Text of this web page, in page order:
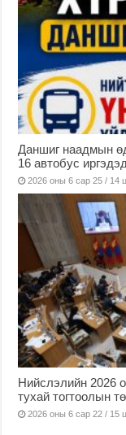
Даншиг наадмын
16 автобус
2026 оны 6 сар 25 / 14
Нийслэлийн 2026
тухай тогтоолын
2026 оны 6 сар 22 / 15